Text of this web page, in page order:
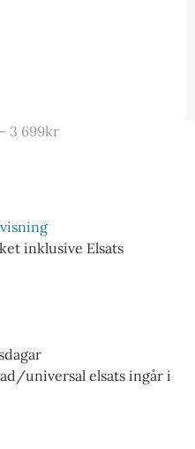
– 3 699kr
inklusive Elsats
universal elsats ingår i